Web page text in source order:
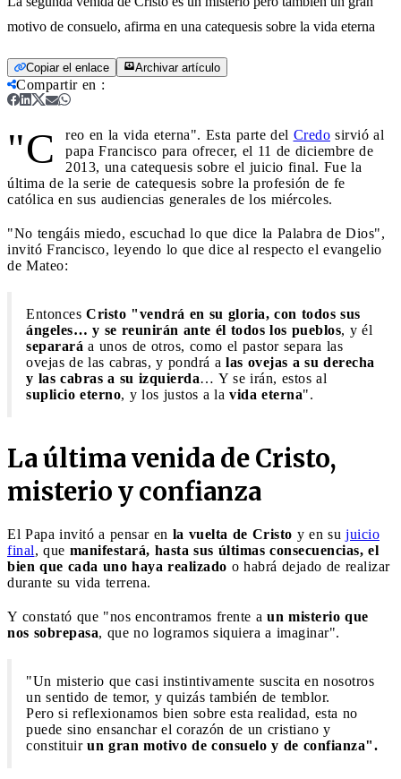
motivo de consuelo, afirma en una catequesis sobre la vida eterna
Copiar el enlace Archivar artículo
Compartir en :
"C reo en la vida eterna". Esta parte del Credo sirvió al
papa Francisco para ofrecer, el 11 de diciembre de
2013, una catequesis sobre el juicio final. Fue la
última de la serie de catequesis sobre la profesión de fe
católica en sus audiencias generales de los miércoles.
"No tengáis miedo, escuchad lo que dice la Palabra de Dios",
invitó Francisco, leyendo lo que dice al respecto el evangelio
de Mateo:
Entonces Cristo "vendrá en su gloria, con todos sus
ángeles… y se reunirán ante él todos los pueblos, y él
separará a unos de otros, como el pastor separa las
ovejas de las cabras, y pondrá a las ovejas a su derecha
y las cabras a su izquierda… Y se irán, estos al
suplicio eterno, y los justos a la vida eterna".
La última venida de Cristo,
misterio y confianza
El Papa invitó a pensar en la vuelta de Cristo y en su juicio
final, que manifestará, hasta sus últimas consecuencias, el
bien que cada uno haya realizado o habrá dejado de realizar
durante su vida terrena.
Y constató que "nos encontramos frente a un misterio que
nos sobrepasa, que no logramos siquiera a imaginar".
"Un misterio que casi instintivamente suscita en nosotros
un sentido de temor, y quizás también de temblor.
Pero si reflexionamos bien sobre esta realidad, esta no
puede sino ensanchar el corazón de un cristiano y
constituir un gran motivo de consuelo y de confianza".